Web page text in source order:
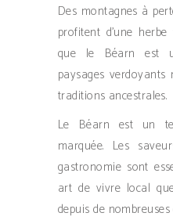
Des montagnes à
profitent d’une
que le Béarn est
paysages
traditions ancestrales.
Le Béarn est un
marquée. Les
gastronomie sont
art de vivre local
depuis de